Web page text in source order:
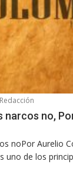
narcos no,
noPor Aurelio
uno de los